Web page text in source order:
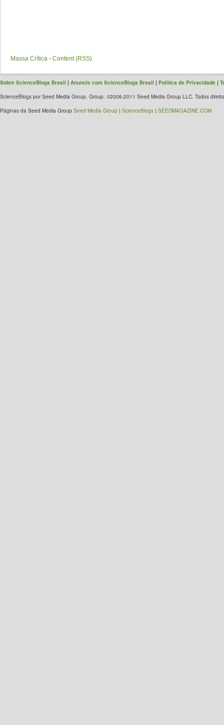
Massa Crítica - Content (RSS)
Sobre ScienceBlogs Brasil | Anuncie com ScienceBlogs Brasil | Política de Privacidade |
ScienceBlogs por Seed Media Group. Group. ©2006-2011 Seed Media Group LLC. Todos
Páginas da Seed Media Group Seed Media Group | ScienceBlogs | SEEDMAGAZINE.COM